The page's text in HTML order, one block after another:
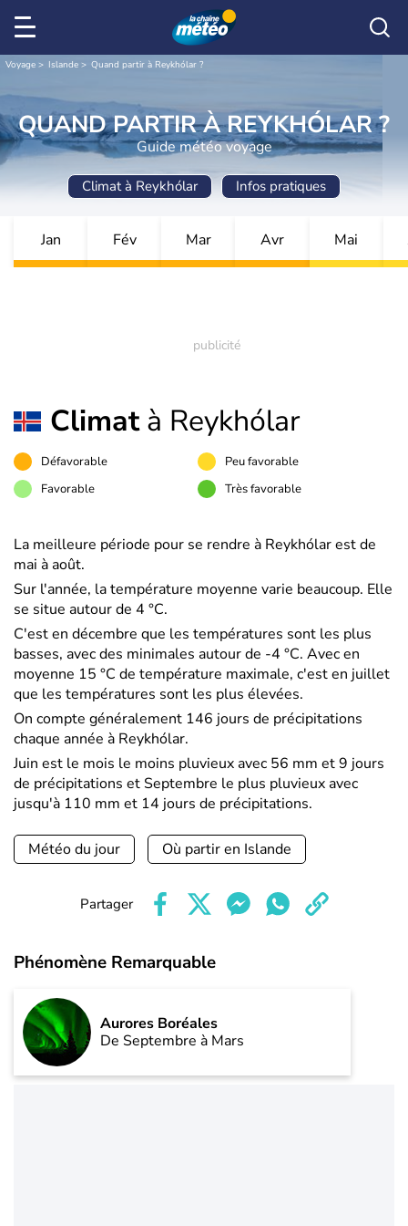
Voyage Islande Quand partir à Reykhólar ?
QUAND PARTIR À REYKHÓLAR ?
Guide météo voyage
Climat à Reykhólar Infos pratiques
Jan Fév Mar Avr Mai
Climatà Reykhólar
Défavorable
Peu favorable
Favorable
Très favorable
La meilleure période pour se rendre à Reykhólar est de
mai à août.
Sur l'année, la température moyenne varie beaucoup. Elle
se situe autour de 4 °C.
C'est en décembre que les températures sont les plus
basses, avec des minimales autour de -4 °C. Avec en
moyenne 15 °C de température maximale, c'est en juillet
que les températures sont les plus élevées.
On compte généralement 146 jours de précipitations
chaque année à Reykhólar.
Juin est le mois le moins pluvieux avec 56 mm et 9 jours
de précipitations et Septembre le plus pluvieux avec
jusqu'à 110 mm et 14 jours de précipitations.
Météo du jour Où partir en Islande
Partager
Phénomène Remarquable
Aurores Boréales
De Septembre à Mars